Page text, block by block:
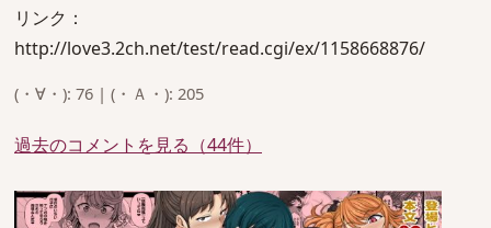
リンク：
http://love3.2ch.net/test/read.cgi/ex/1158668876/
(・∀・): 76 | (・Ａ・): 205
過去のコメントを見る（44件）